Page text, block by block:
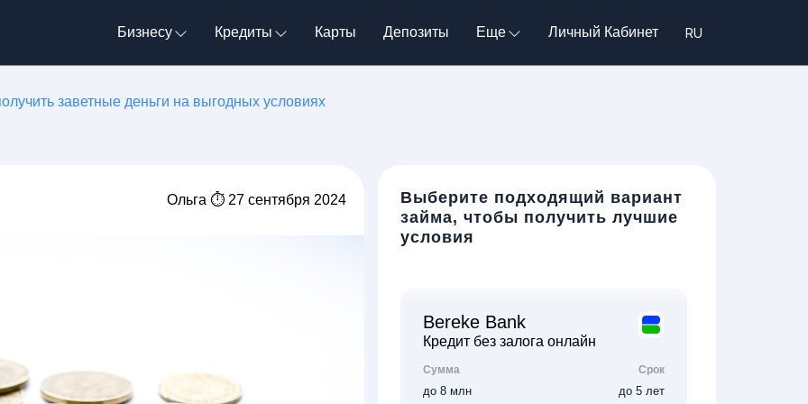
Бизнесу Кредиты Карты Депозиты Еще Личный Кабинет
заветные деньги на выгодных условиях
Ольга ⏱ 27 сентября 2024
Выберите подходящий вариант
займа, чтобы получить лучшие
условия
Bereke Bank
Кредит без залога онлайн
Сумма Срок
до 8 млн до 5 лет